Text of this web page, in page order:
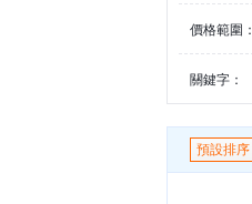
價格範圍：
關鍵字：
預設排序